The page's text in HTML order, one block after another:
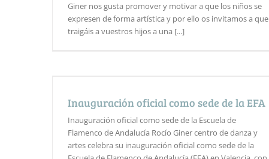
Giner nos gusta promover y motivar a que los niños se
expresen de forma artística y por ello os invitamos a que
traigáis a vuestros hijos a una [...]
Inauguración oficial como sede de la EFA
Inauguración oficial como sede de la Escuela de
Flamenco de Andalucía Rocío Giner centro de danza y
artes celebra su inauguración oficial como sede de la